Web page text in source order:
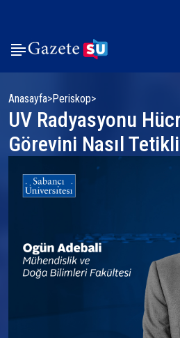
Anasayfa Periskop
UV Radyasyonu
Görevini Nasıl